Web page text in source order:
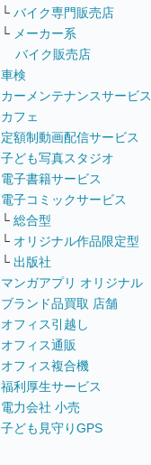
└ バイク専門販売店
└ メーカー系
バイク販売店
車検
カーメンテナンスサービス
カフェ
定額制動画配信サービス
子ども写真スタジオ
電子書籍サービス
電子コミックサービス
└ 総合型
└ オリジナル作品限定型
└ 出版社
マンガアプリ オリジナル
ブランド品買取 店舗
オフィス引越し
オフィス通販
オフィス複合機
福利厚生サービス
電力会社 小売
子ども見守りGPS